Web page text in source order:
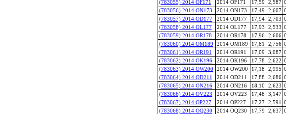
(783055) 2014 OF171
2014 OF171 17,59 2,587
(783056) 2014 ON173
2014 ON173 17,49 2,607
(783057) 2014 OD177
2014 OD177 17,94 2,703
(783058) 2014 OL177
2014 OL177 17,93 2,533
(783059) 2014 OR178
2014 OR178 17,96 2,606
(783060) 2014 OM189
2014 OM189 17,81 2,756
(783061) 2014 OR191
2014 OR191 17,09 3,087
(783062) 2014 OK196
2014 OK196 17,78 2,622
(783063) 2014 OW200
2014 OW200 17,18 2,995
(783064) 2014 OD211
2014 OD211 17,88 2,686
(783065) 2014 ON216
2014 ON216 18,10 2,623
(783066) 2014 OV223
2014 OV223 17,48 3,147
(783067) 2014 OP227
2014 OP227 17,27 2,591
(783068) 2014 OQ230
2014 OQ230 17,79 2,637